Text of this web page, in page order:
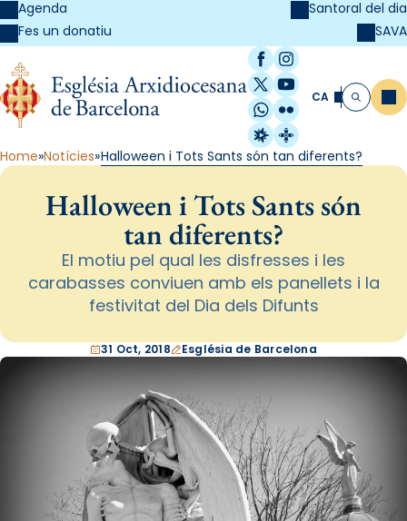
Agenda
Fes un donatiu
Santoral del dia
SAVA
Facebook
Instagram
X / Twitter
YouTube
WhatsApp
Flickr
Radio Estel
Catalunya
CA Cerca
Home Notícies Halloween i Tots Sants són tan diferents?
Halloween i Tots Sants són
tan diferents?
El motiu pel qual les disfresses i les
carabasses conviuen amb els panellets i la
festivitat del Dia dels Difunts
31 Oct, 2018 Església de Barcelona